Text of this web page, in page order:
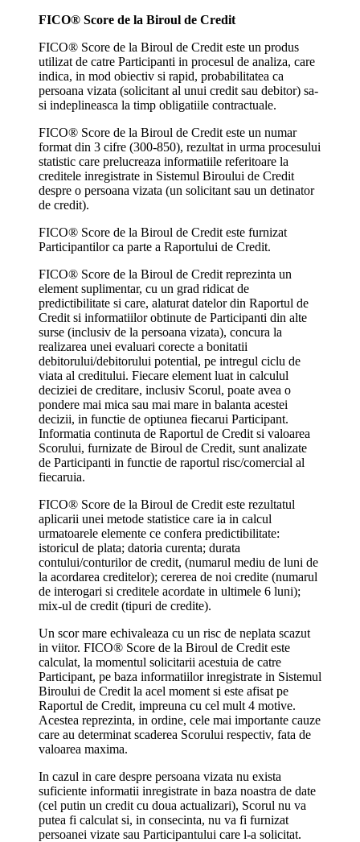
FICO® Score de la Biroul de Credit
FICO® Score de la Biroul de Credit este un produs
utilizat de catre Participanti in procesul de analiza, care
indica, in mod obiectiv si rapid, probabilitatea ca
persoana vizata (solicitant al unui credit sau debitor) sa-
si indeplineasca la timp obligatiile contractuale.
FICO® Score de la Biroul de Credit este un numar
format din 3 cifre (300-850), rezultat in urma procesului
statistic care prelucreaza informatiile referitoare la
creditele inregistrate in Sistemul Biroului de Credit
despre o persoana vizata (un solicitant sau un detinator
de credit).
FICO® Score de la Biroul de Credit este furnizat
Participantilor ca parte a Raportului de Credit.
FICO® Score de la Biroul de Credit reprezinta un
element suplimentar, cu un grad ridicat de
predictibilitate si care, alaturat datelor din Raportul de
Credit si informatiilor obtinute de Participanti din alte
surse (inclusiv de la persoana vizata), concura la
realizarea unei evaluari corecte a bonitatii
debitorului/debitorului potential, pe intregul ciclu de
viata al creditului. Fiecare element luat in calculul
deciziei de creditare, inclusiv Scorul, poate avea o
pondere mai mica sau mai mare in balanta acestei
decizii, in functie de optiunea fiecarui Participant.
Informatia continuta de Raportul de Credit si valoarea
Scorului, furnizate de Biroul de Credit, sunt analizate
de Participanti in functie de raportul risc/comercial al
fiecaruia.
FICO® Score de la Biroul de Credit este rezultatul
aplicarii unei metode statistice care ia in calcul
urmatoarele elemente ce confera predictibilitate:
istoricul de plata; datoria curenta; durata
contului/conturilor de credit, (numarul mediu de luni de
la acordarea creditelor); cererea de noi credite (numarul
de interogari si creditele acordate in ultimele 6 luni);
mix-ul de credit (tipuri de credite).
Un scor mare echivaleaza cu un risc de neplata scazut
in viitor. FICO® Score de la Biroul de Credit este
calculat, la momentul solicitarii acestuia de catre
Participant, pe baza informatiilor inregistrate in Sistemul
Biroului de Credit la acel moment si este afisat pe
Raportul de Credit, impreuna cu cel mult 4 motive.
Acestea reprezinta, in ordine, cele mai importante cauze
care au determinat scaderea Scorului respectiv, fata de
valoarea maxima.
In cazul in care despre persoana vizata nu exista
suficiente informatii inregistrate in baza noastra de date
(cel putin un credit cu doua actualizari), Scorul nu va
putea fi calculat si, in consecinta, nu va fi furnizat
persoanei vizate sau Participantului care l-a solicitat.